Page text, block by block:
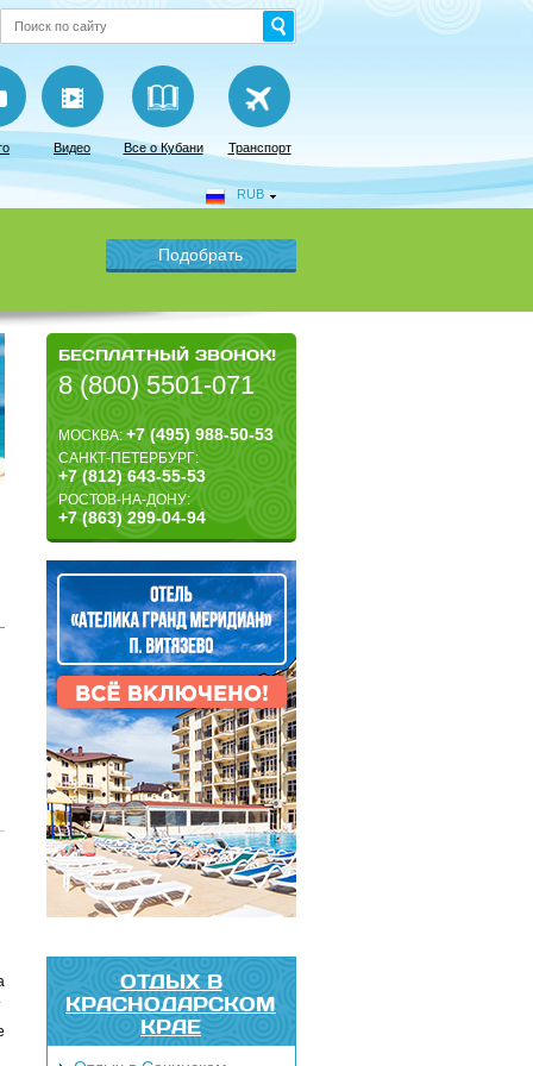
Видео Все о Кубани Транспорт
RUB
БЕСПЛАТНЫЙ ЗВОНОК!
8 (800) 5501-071
МОСКВА:+7 (495) 988-50-53
САНКТ-ПЕТЕРБУРГ:
+7 (812) 643-55-53
РОСТОВ-НА-ДОНУ:
+7 (863) 299-04-94
ОТДЫХ В
КРАСНОДАРСКОМ
КРАЕ